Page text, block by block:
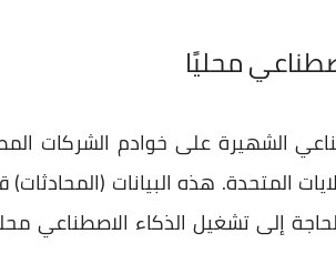
محليًا
الشهيرة على خوادم الشركات
المتحدة. هذه البيانات
إلى تشغيل الذكاء الاصطناعي